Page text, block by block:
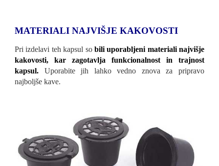
MATERIALI NAJVIŠJE KAKOVOSTI
Pri izdelavi teh kapsul so bili uporabljeni materiali najvišje
kakovosti, kar zagotavlja funkcionalnost in trajnost
kapsul. Uporabite jih lahko vedno znova za pripravo
najboljše kave.